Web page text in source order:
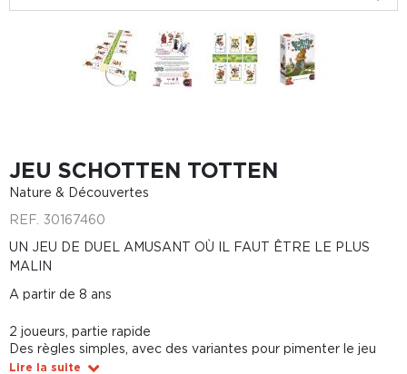
JEU SCHOTTEN TOTTEN
Nature & Découvertes
REF. 30167460
UN JEU DE DUEL AMUSANT OÙ IL FAUT ÊTRE LE PLUS
MALIN
A partir de 8 ans
2 joueurs, partie rapide
Des règles simples, avec des variantes pour pimenter le jeu
Lire la suite